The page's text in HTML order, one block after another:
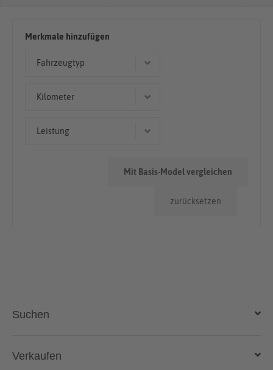
Merkmale hinzufügen
Fahrzeugtyp
Kilometer
Leistung
zurücksetzen
Mit Basis-Model vergleichen
Suchen
Auto kaufen
Verkaufen